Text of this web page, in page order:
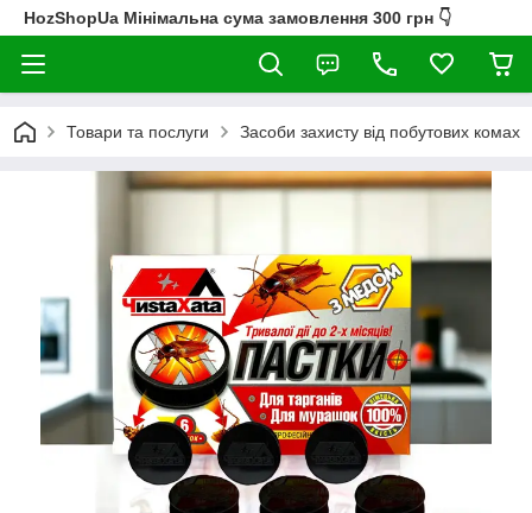
HozShopUa Мінімальна сума замовлення 300 грн 👇
Товари та послуги Засоби захисту від побутових комах